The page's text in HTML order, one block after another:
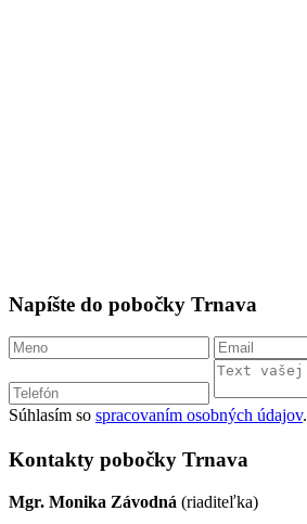
Napíšte do pobočky Trnava
Súhlasím so spracovaním osobných údajov.
Kontakty pobočky Trnava
Mgr. Monika Závodná (riaditeľka)